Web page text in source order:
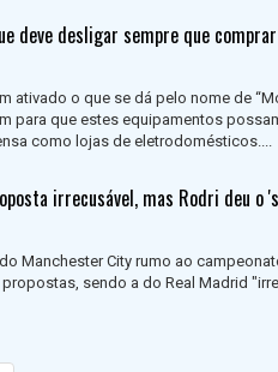
deve desligar sempre que
ativado o que se dá pelo nome de
para que estes equipamentos
como lojas de eletrodomésticos....
irrecusável, mas Rodri deu o
Manchester City rumo ao
sendo a do Real Madrid